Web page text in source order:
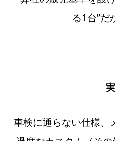
る1台”だ
車検に通らない仕様、